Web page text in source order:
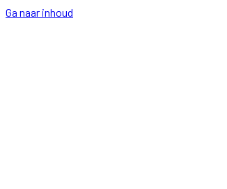
Ga naar inhoud